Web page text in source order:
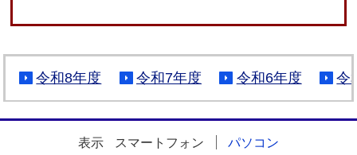
令和8年度 令和7年度 令和6年度 令
表示 スマートフォン パソコン